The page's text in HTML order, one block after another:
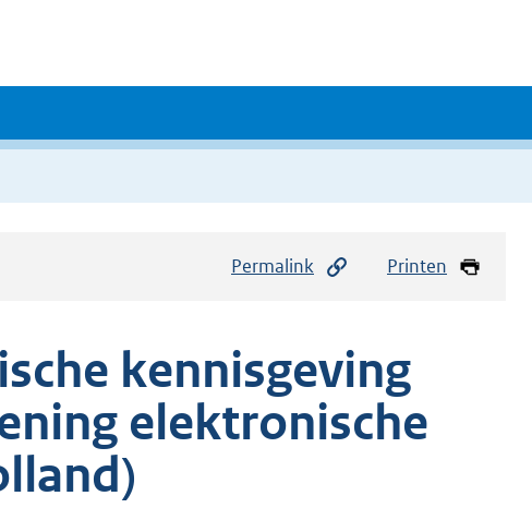
Permalink Printen
kennisgeving
elektronische